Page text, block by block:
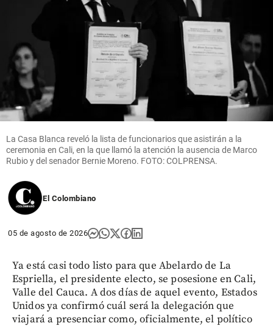
La Casa Blanca reveló la lista de funcionarios que asistirán a la
ceremonia en Cali, en la que llamó la atención la ausencia de Marco
Rubio y del senador Bernie Moreno. FOTO: COLPRENSA.
El Colombiano
05 de agosto de 2026
Ya está casi todo listo para que Abelardo de La
Espriella, el presidente electo, se posesione en Cali,
Valle del Cauca. A dos días de aquel evento, Estados
Unidos ya confirmó cuál será la delegación que
viajará a presenciar como, oficialmente, el político